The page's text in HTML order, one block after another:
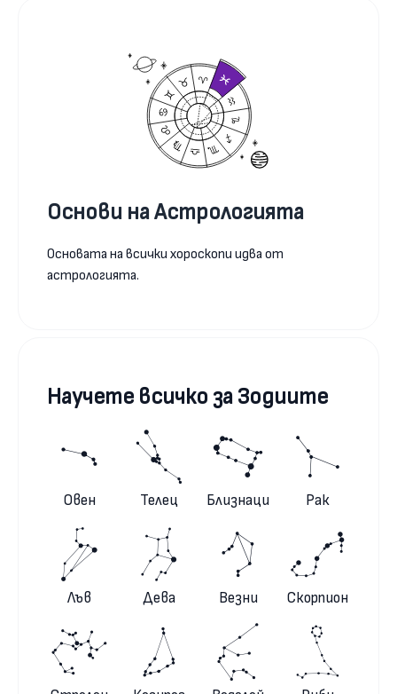
Основи на Астрологията
Основата на всички хороскопи идва от
астрологията.
Научете всичко за Зодиите
Овен Телец Близнаци Рак
Лъв Дева Везни Скорпион